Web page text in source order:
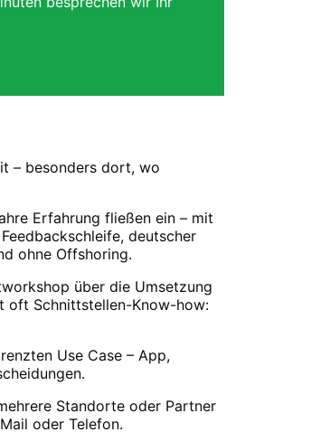
– besonders dort, wo
Erfahrung fließen ein – mit
deutscher
ohne Offshoring.
über die Umsetzung
oft Schnittstellen-Know-how:
Use Case – App,
Standorte oder Partner
oder Telefon.